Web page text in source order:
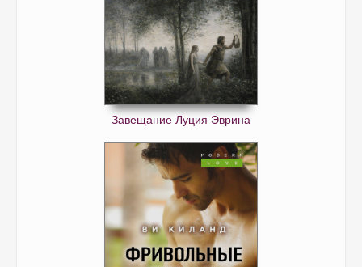
Завещание Луция Эврина